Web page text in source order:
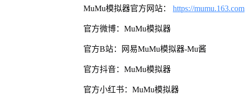
MuMu模拟器官方网站： https://mumu.163.com
官方微博：MuMu模拟器
官方B站：网易MuMu模拟器-Mu酱
官方抖音：MuMu模拟器
官方小红书：MuMu模拟器